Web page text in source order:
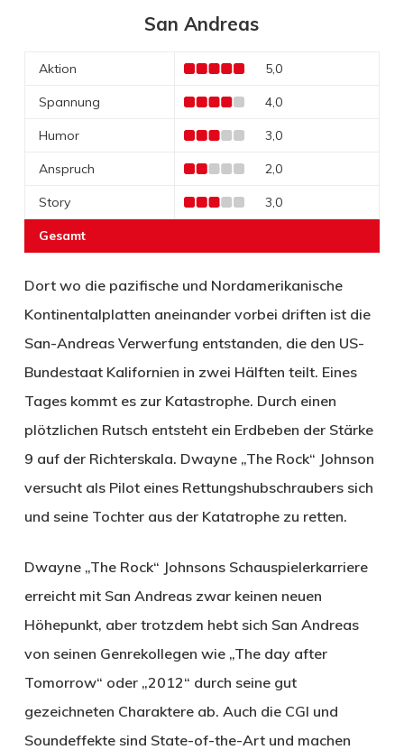
San Andreas
Aktion 5,0
Spannung 4,0
Humor 3,0
Anspruch 2,0
Story 3,0
Gesamt
Dort wo die pazifische und Nordamerikanische
Kontinentalplatten aneinander vorbei driften ist die
San-Andreas Verwerfung entstanden, die den US-
Bundestaat Kalifornien in zwei Hälften teilt. Eines
Tages kommt es zur Katastrophe. Durch einen
plötzlichen Rutsch entsteht ein Erdbeben der Stärke
9 auf der Richterskala. Dwayne „The Rock“ Johnson
versucht als Pilot eines Rettungshubschraubers sich
und seine Tochter aus der Katatrophe zu retten.
Dwayne „The Rock“ Johnsons Schauspielerkarriere
erreicht mit San Andreas zwar keinen neuen
Höhepunkt, aber trotzdem hebt sich San Andreas
von seinen Genrekollegen wie „The day after
Tomorrow“ oder „2012“ durch seine gut
gezeichneten Charaktere ab. Auch die CGI und
Soundeffekte sind State-of-the-Art und machen